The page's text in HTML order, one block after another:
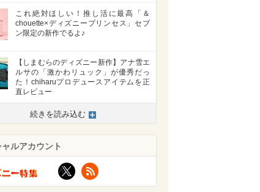
これ絶対ほしい！推し活に最高「＆
chouette×ディズニープリンセス」セブ
ン限定の新作でるよ♪
【しまむらのディズニー新作】アナ雪エ
ルサの「激かわリュック」が優秀だっ
た！chiharuプロデュースアイテムを正
直レビュー
続きを読み込む
ャルアカウント
X